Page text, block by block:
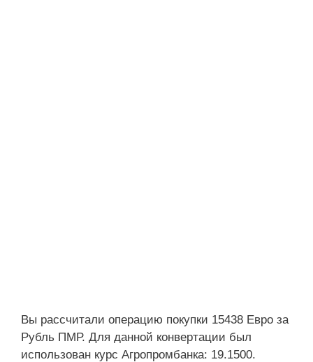
Вы рассчитали операцию покупки 15438 Евро за
Рубль ПМР. Для данной конвертации был
использован курс Агропромбанка: 19.1500.